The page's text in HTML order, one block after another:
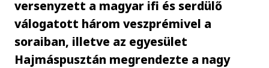
versenyzett a magyar ifi és serdülő
válogatott három veszprémivel a
soraiban, illetve az egyesület
Hajmáspusztán megrendezte a nagy